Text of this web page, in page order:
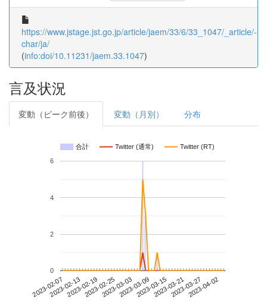
https://www.jstage.jst.go.jp/article/jaem/33/6/33_1047/_article/-
char/ja/
(info:doi/10.11231/jaem.33.1047)
言及状況
変動（ピーク前後） 変動（月別） 分布
合計 Twitter (通常) Twitter (RT)
2023-02-072023-02-132023-02-192023-02-252023-03-032023-03-092023-03-152023-03-212023-03-272023-04-02
0
2
4
6